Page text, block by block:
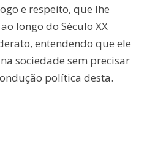
e respeito, que lhe
longo do Século XX
entendendo que ele
sociedade sem precisar
política desta.